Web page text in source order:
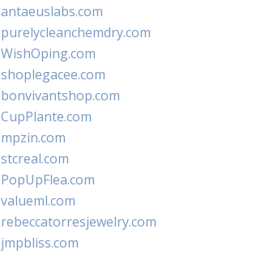
antaeuslabs.com
purelycleanchemdry.com
WishOping.com
shoplegacee.com
bonvivantshop.com
CupPlante.com
mpzin.com
stcreal.com
PopUpFlea.com
valueml.com
rebeccatorresjewelry.com
jmpbliss.com